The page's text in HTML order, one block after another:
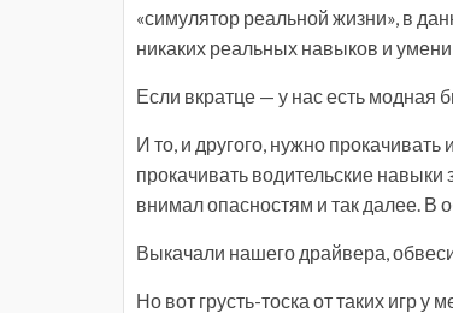
«симулятор реальной жизни», в
никаких реальных навыков и
Если вкратце — у нас есть модная
И то, и другого, нужно
прокачивать водительские
внимал опасностям и так далее. В
Выкачали нашего драйвера,
Но вот грусть-тоска от таких игр